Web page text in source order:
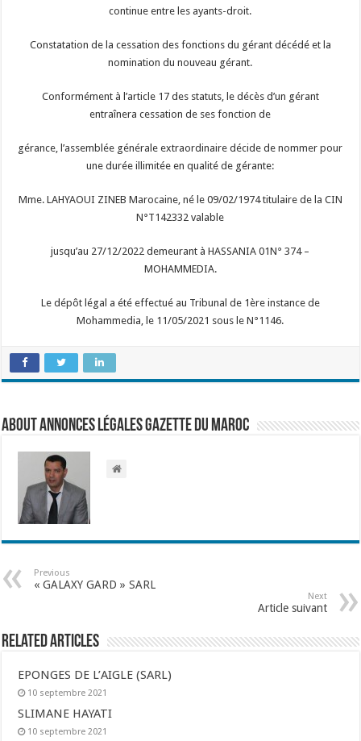
continue entre les ayants-droit.
Constatation de la cessation des fonctions du gérant décédé et la
nomination du nouveau gérant.
Conformément à l’article 17 des statuts, le décès d’un gérant
entraînera cessation de ses fonction de
gérance, l’assemblée générale extraordinaire décide de nommer pour
une durée illimitée en qualité de gérante:
Mme. LAHYAOUI ZINEB Marocaine, né le 09/02/1974 titulaire de la CIN
N°T142332 valable
jusqu’au 27/12/2022 demeurant à HASSANIA 01N° 374 –
MOHAMMEDIA.
Le dépôt légal a été effectué au Tribunal de 1ère instance de
Mohammedia, le 11/05/2021 sous le N°1146.
About Annonces légales Gazette du Maroc
Previous
« GALAXY GARD » SARL
Next
Article suivant
Related Articles
EPONGES DE L’AIGLE (SARL)
10 septembre 2021
SLIMANE HAYATI
10 septembre 2021